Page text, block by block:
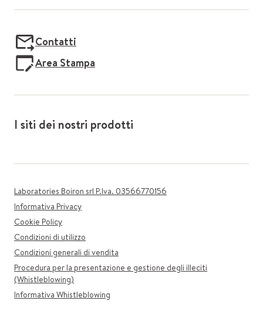
Contatti
Area Stampa
I siti dei nostri prodotti
Laboratories Boiron srl P.Iva. 03566770156
Informativa Privacy
Cookie Policy
Condizioni di utilizzo
Condizioni generali di vendita
Procedura per la presentazione e gestione degli illeciti
(Whistleblowing)
Informativa Whistleblowing